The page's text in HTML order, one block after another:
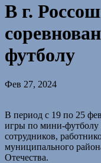
В г.
футболу
Фев 27, 2024
В период с 19 по 25
игры по мини-футболу
сотрудников,
муниципального
Отечества.